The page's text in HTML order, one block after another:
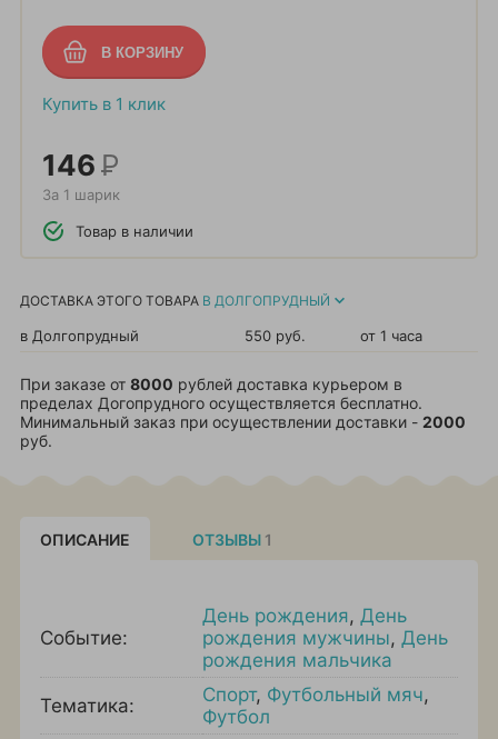
Купить в 1 клик
146Р
За 1 шарик
Товар в наличии
ДОСТАВКА ЭТОГО ТОВАРА В ДОЛГОПРУДНЫЙ
в Долгопрудный 550 руб. от 1 часа
При заказе от 8000 рублей доставка курьером в
пределах Догопрудного осуществляется бесплатно.
Минимальный заказ при осуществлении доставки - 2000
руб.
ОПИСАНИЕ ОТЗЫВЫ 1
Событие:
День рождения, День
рождения мужчины, День
рождения мальчика
Тематика: Спорт, Футбольный мяч,
Футбол